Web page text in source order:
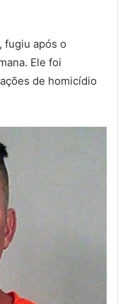
fugiu após o
Ele foi
de homicídio